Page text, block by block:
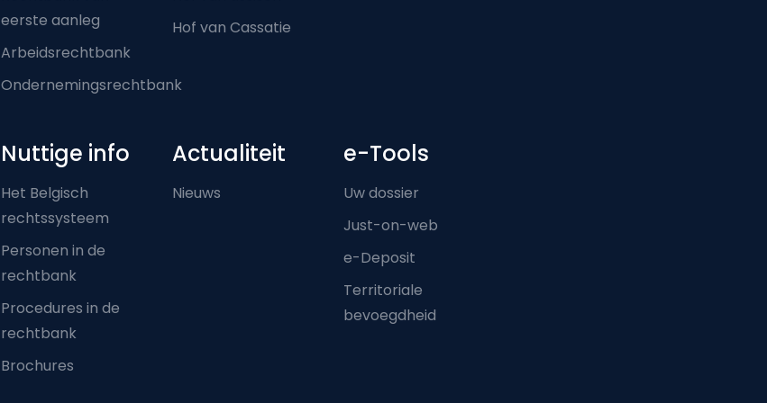
eerste aanleg
Arbeidsrechtbank
Ondernemingsrechtbank
Hof van Cassatie
Nuttige info
Het Belgisch
rechtssysteem
Personen in de
rechtbank
Procedures in de
rechtbank
Brochures
Actualiteit
Nieuws
e-Tools
Uw dossier
Just-on-web
e-Deposit
Territoriale
bevoegdheid